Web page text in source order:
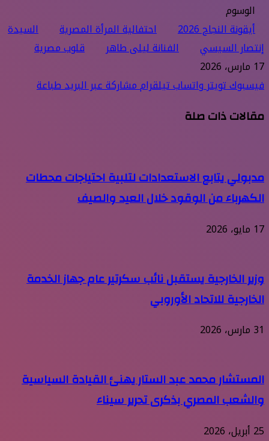
الوسوم
أيقونة النجاح 2026
احتفالية المرأة المصرية
السيدة
إنتصار السيسي
الفنانة ليلى طاهر
قلوب مصرية
17 مارس، 2026
فيسبوكتويتر واتسابتيلقراممشاركة عبر البريدطباعة
مقالات ذات صلة
مدبولي يتابع الاستعدادات لتلبية احتياجات محطات
الكهرباء من الوقود خلال العيد والصيف
17 مايو، 2026
وزير الخارجية يستقبل نائب سكرتير عام جهاز الخدمة
الخارجية للاتحاد الأوروبي
31 مارس، 2026
المستشار محمد عبد الستار يهنئ القيادة السياسية
والشعب المصري بذكرى تحرير سيناء
25 أبريل، 2026